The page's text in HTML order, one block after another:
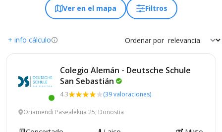
Ver en el mapa Filtros
+ info cálculo Ordenar por
Colegio Alemán - Deutsche Schule
San Sebastián
4.3 (39 valoraciones)
Oriamendi Pasealekua 25, Donostia